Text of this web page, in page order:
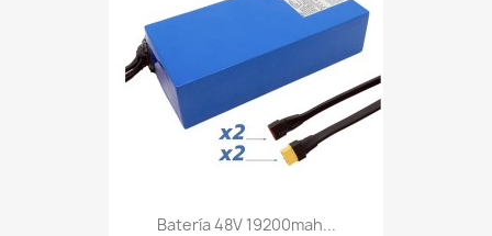
Batería 48V 19200mah...